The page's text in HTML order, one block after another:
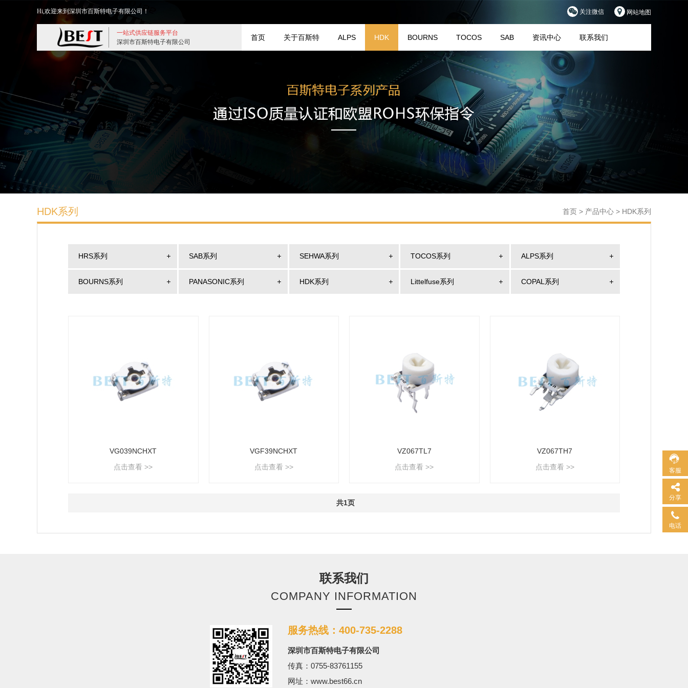
Hi,欢迎来到深圳市百斯特电子有限公司！ 关注微信 网站地图
一站式供应链服务平台
深圳市百斯特电子有限公司
首页 关于百斯特 ALPS HDK BOURNS TOCOS SAB 资讯中心 联系我们
HDK系列 首页 > 产品中心 > HDK系列
HRS系列 SAB系列 SEHWA系列 TOCOS系列 ALPS系列
BOURNS系列 PANASONIC系列 HDK系列 Littelfuse系列 COPAL系列
VG039NCHXT
点击查看 >>
VGF39NCHXT
点击查看 >>
VZ067TL7
点击查看 >>
VZ067TH7
点击查看 >>
共1页
联系我们
COMPANY INFORMATION
服务热线：400-735-2288
深圳市百斯特电子有限公司
传真：0755-83761155
网址：www.best66.cn
客服
分享
电话